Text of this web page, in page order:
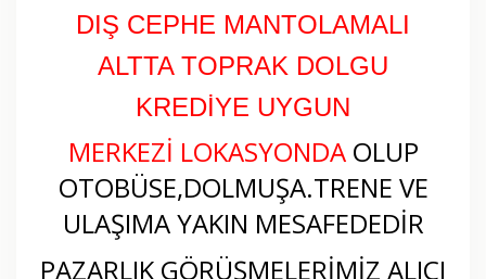
DIŞ CEPHE MANTOLAMALI
ALTTA TOPRAK DOLGU
KREDİYE UYGUN
MERKEZİ LOKASYONDAOLUP
OTOBÜSE,DOLMUŞA.TRENE VE
ULAŞIMA YAKIN MESAFEDEDİR
PAZARLIK GÖRÜŞMELERİMİZ ALICI